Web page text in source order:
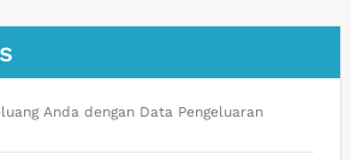
Anda dengan Data Pengeluaran